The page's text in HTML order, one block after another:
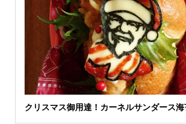
クリスマス御用達！カーネルサンダース